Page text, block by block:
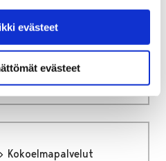
evästeet
evästeet
Perhoshuone Sinisiipi
Sinisiipi
Kokoelmapalvelut